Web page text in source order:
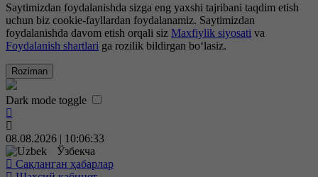
Saytimizdan foydalanishda sizga eng yaxshi tajribani taqdim etish
uchun biz cookie-fayllardan foydalanamiz. Saytimizdan
foydalanishda davom etish orqali siz Maxfiylik siyosati va
Foydalanish shartlari ga rozilik bildirgan bo‘lasiz.
Roziman
Dark mode toggle
08.08.2026 | 10:06:33
Ўзбекча
Сақланган ҳабарлар